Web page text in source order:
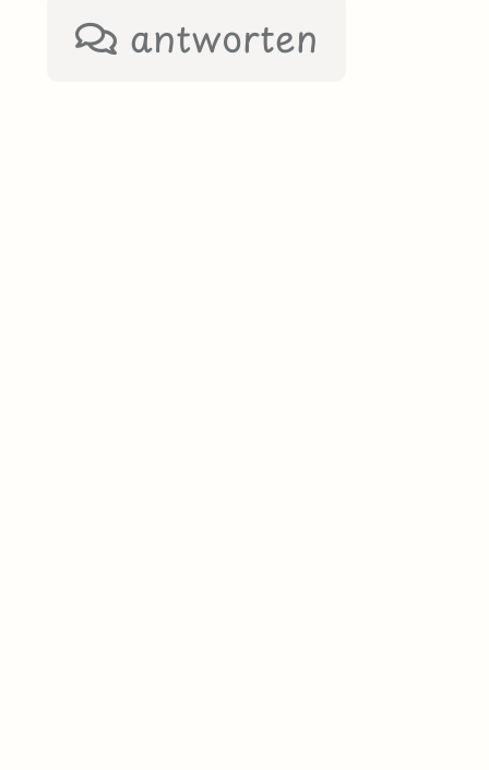
antworten